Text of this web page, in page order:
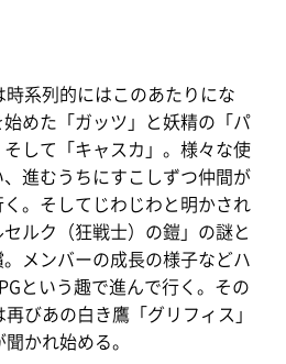
時系列的にはこのあたりにな
始めた「ガッツ」と妖精の「パ
そして「キャスカ」。様々な使
進むうちにすこしずつ仲間が
。そしてじわじわと明かされ
ルク（狂戦士）の鎧」の謎と
メンバーの成長の様子などハ
という趣で進んで行く。その
びあの白き鷹「グリフィス」
かれ始める。